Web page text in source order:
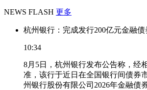
NEWS FLASH 更多
杭州银行：完成发行200亿元金融债
10:34
8月5日，杭州银行发布公告称，经
准，该行于近日在全国银行间债券
州银行股份有限公司2026年金融债